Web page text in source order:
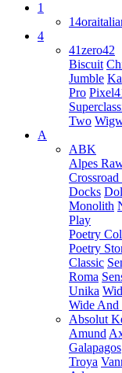
1
4
41zero42
Biscuit
Jumble
Pro
Two
A
ABK
Alpes
Docks
Monolith
Play
Poetry
Poetry
Classic
Roma
Unika
Wide
Absolut
Amund
Galapagos
Troya